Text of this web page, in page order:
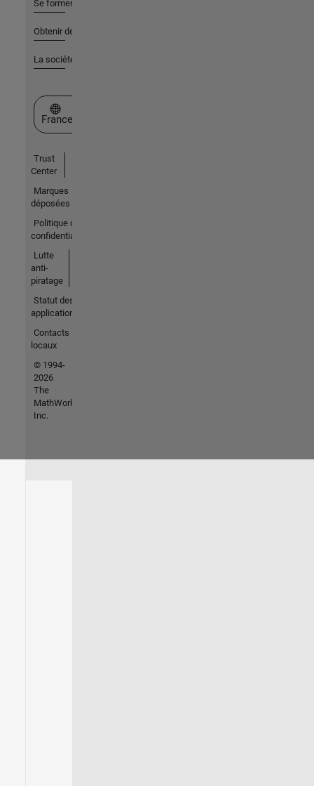
Se former
Obtenir de l'aide
La société
Sélectionner un site web
France
Trust
Center
Marques
déposées
Politique de
confidentialité
Lutte
anti-
piratage
Statut des
applications
Contacts
locaux
© 1994-
2026
The
MathWorks,
Inc.